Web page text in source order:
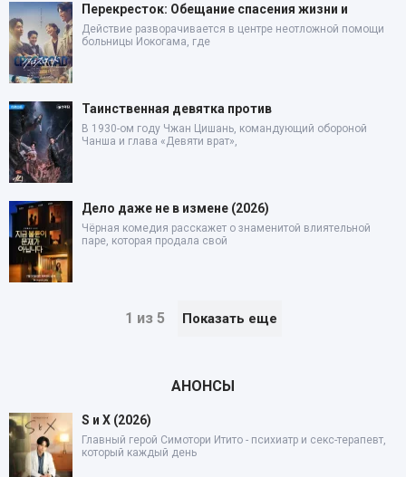
Перекресток: Обещание спасения жизни и
Действие разворачивается в центре неотложной помощи
больницы Иокогама, где
Таинственная девятка против
В 1930-ом году Чжан Цишань, командующий обороной
Чанша и глава «Девяти врат»,
Дело даже не в измене (2026)
Чёрная комедия расскажет о знаменитой влиятельной
паре, которая продала свой
1 из 5 Показать еще
АНОНСЫ
S и X (2026)
Главный герой Симотори Итито - психиатр и секс-терапевт,
который каждый день